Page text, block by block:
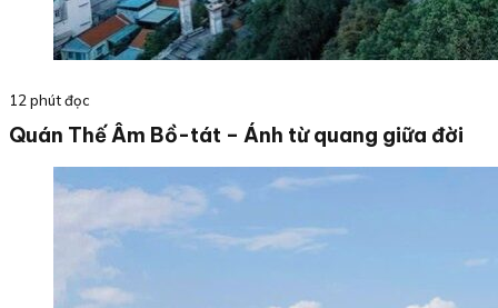
12 phút đọc
Quán Thế Âm Bồ-tát – Ánh từ quang giữa đời